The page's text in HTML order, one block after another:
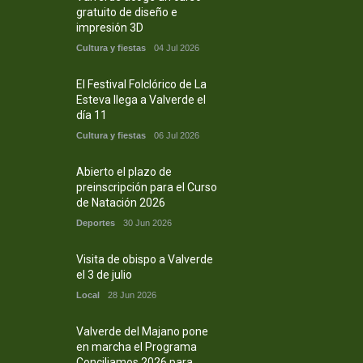
gratuito de diseño e
impresión 3D
Cultura y fiestas 04 Jul 2026
El Festival Folclórico de La
Esteva llega a Valverde el
día 11
Cultura y fiestas 06 Jul 2026
Abierto el plazo de
preinscripción para el Curso
de Natación 2026
Deportes 30 Jun 2026
Visita de obispo a Valverde
el 3 de julio
Local 28 Jun 2026
Valverde del Majano pone
en marcha el Programa